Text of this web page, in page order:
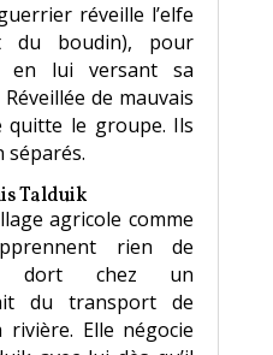
réveille l’elfe
du boudin), pour
en lui versant sa
de mauvais
quitte le groupe. Ils
séparés.
Talduik
agricole comme
rien de
dort chez un
du transport de
rivière. Elle négocie